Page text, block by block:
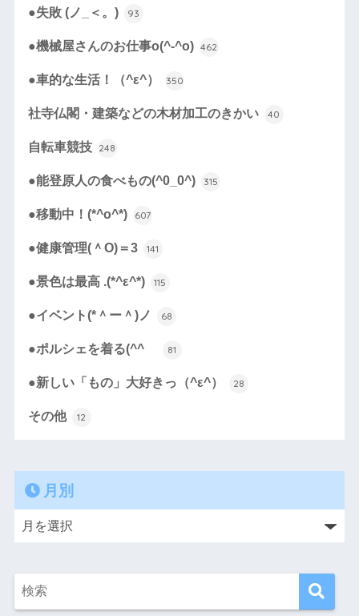
●失敗 (ノ_＜。) 93
●機械屋さんのお仕事o(^-^o) 462
●車的な生活！（^ε^） 350
社寺仏閣・建築などの木材加工のきかい 40
自転車競技 248
●能登原人の食べもの(^0_0^) 315
●移動中！(*^o^*) 607
●健康管理(＾O)＝3 141
●景色は最高 .(*^ε^*) 115
●イベント(*＾ー＾)ノ 68
●ポルシェを着る(^^ゞ 81
●新しい「もの」大好きっ（^ε^） 28
その他 12
月別